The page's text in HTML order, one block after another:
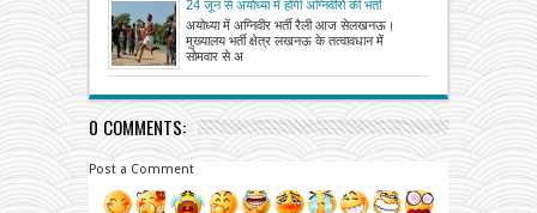
24 जून से अयोध्या में होगी अग्निवीरों की भर्ती
अयोध्या में अग्निवीर भर्ती रैली आज सेलखनऊ।
मुख्यालय भर्ती क्षेत्र लखनऊ के तत्वावधान में
सोमवार से अ
0 COMMENTS:
Post a Comment